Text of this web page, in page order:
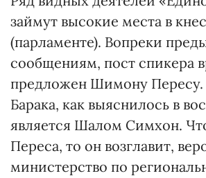
займут высокие места в
(парламенте). Вопреки
сообщениям, пост спикера
предложен Шимону
Барака, как выяснилось в
является Шалом Симхон.
Переса, то он возглавит,
министерство по